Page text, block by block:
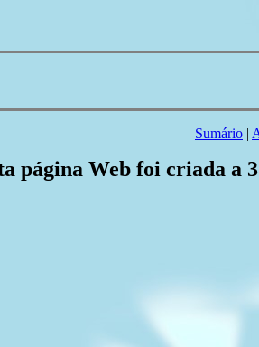
Sumário |
página Web foi criada a